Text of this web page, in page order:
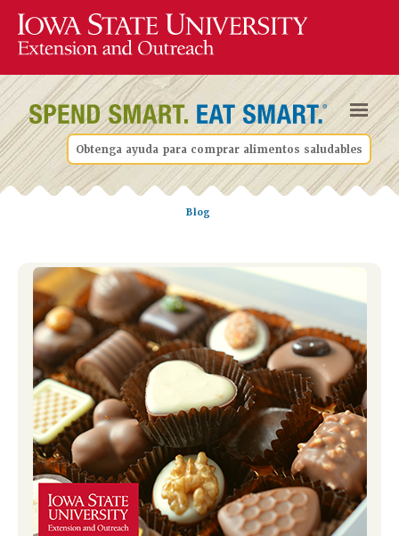
Obtenga ayuda para comprar alimentos saludables
Blog